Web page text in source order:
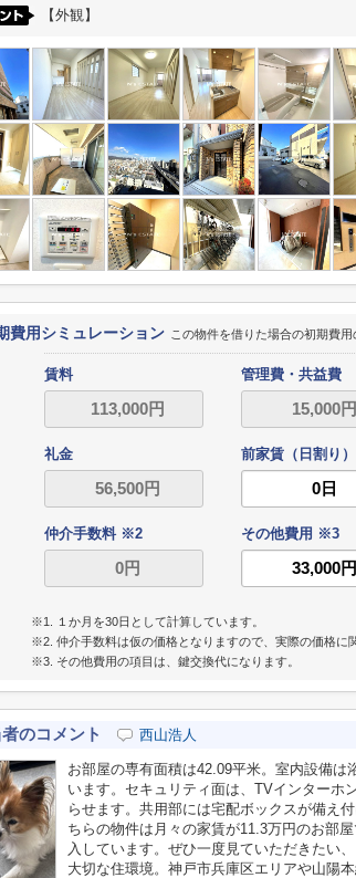
【外観】
費用シミュレーション この物件を借りた場合の初期費用
賃料 管理費・共益費
礼金 前家賃（日割り
仲介手数料 ※2
その他費用 ※3
※1. １か月を30日として計算しています。
※2. 仲介手数料は仮の価格となりますので、実際の価格に
※3. その他費用の項目は、鍵交換代になります。
のコメント 西山浩人
お部屋の専有面積は42.09平米。室内設備
います。セキュリティ面は、TVインターホ
らせます。共用部には宅配ボックスが備え
ちらの物件は月々の家賃が11.3万円のお部
入しています。ぜひ一度見ていただきたい
大切な住環境。神戸市兵庫区エリアや山陽